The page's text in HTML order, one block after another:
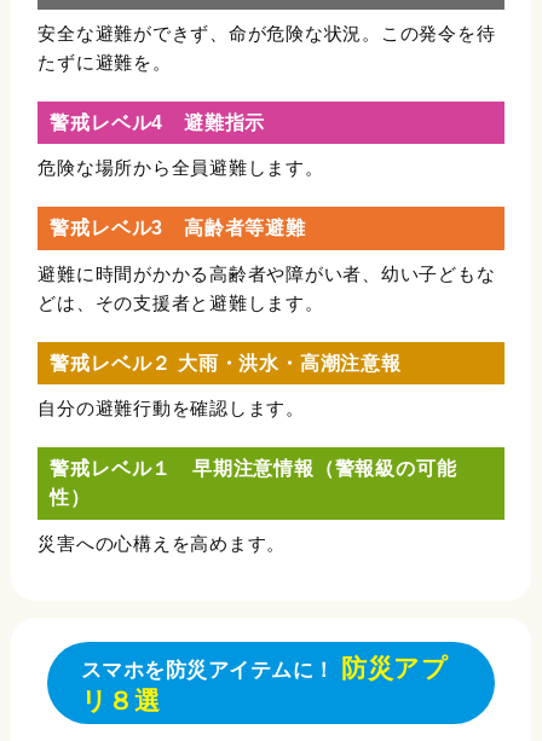
安全な避難ができず、命が危険な状況。この発令を待
たずに避難を。
警戒レベル4 避難指示
危険な場所から全員避難します。
警戒レベル3 高齢者等避難
避難に時間がかかる高齢者や障がい者、幼い子どもな
どは、その支援者と避難します。
警戒レベル２ 大雨・洪水・高潮注意報
自分の避難行動を確認します。
警戒レベル１ 早期注意情報（警報級の可能
性）
災害への心構えを高めます。
スマホを防災アイテムに！
防災アプ
リ８選